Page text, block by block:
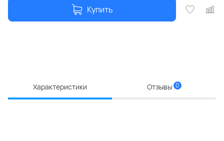
Купить
Характеристики Отзывы 0